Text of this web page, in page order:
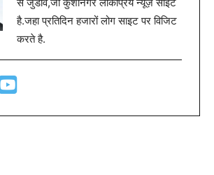
है.जहा प्रतिदिन हजारों लोग साइट पर विजिट
करते है.